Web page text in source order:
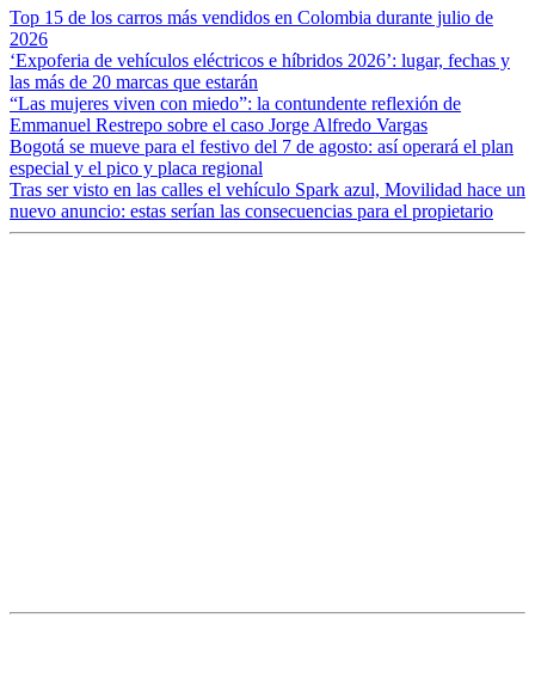
Top 15 de los carros más vendidos en Colombia durante julio de
2026
‘Expoferia de vehículos eléctricos e híbridos 2026’: lugar, fechas y
las más de 20 marcas que estarán
“Las mujeres viven con miedo”: la contundente reflexión de
Emmanuel Restrepo sobre el caso Jorge Alfredo Vargas
Bogotá se mueve para el festivo del 7 de agosto: así operará el plan
especial y el pico y placa regional
Tras ser visto en las calles el vehículo Spark azul, Movilidad hace un
nuevo anuncio: estas serían las consecuencias para el propietario